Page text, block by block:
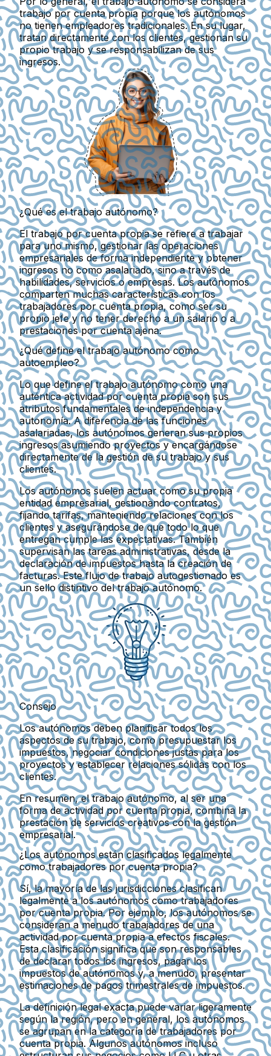
trabajo por cuenta propia porque los autónomos
no tienen empleadores tradicionales. En su lugar,
tratan directamente con los clientes, gestionan su
propio trabajo y se responsabilizan de sus
ingresos.
¿Qué es el trabajo autónomo?
El trabajo por cuenta propia se refiere a trabajar
para uno mismo, gestionar las operaciones
empresariales de forma independiente y obtener
ingresos no como asalariado, sino a través de
habilidades, servicios o empresas. Los autónomos
comparten muchas características con los
trabajadores por cuenta propia, como ser su
propio jefe y no tener derecho a un salario o a
prestaciones por cuenta ajena.
¿Qué define el trabajo autónomo como
autoempleo?
Lo que define el trabajo autónomo como una
auténtica actividad por cuenta propia son sus
atributos fundamentales de independencia y
autonomía. A diferencia de las funciones
asalariadas, los autónomos generan sus propios
ingresos asumiendo proyectos y encargándose
directamente de la gestión de su trabajo y sus
clientes.
Los autónomos suelen actuar como su propia
entidad empresarial, gestionando contratos,
fijando tarifas, manteniendo relaciones con los
clientes y asegurándose de que todo lo que
entregan cumple las expectativas. También
supervisan las tareas administrativas, desde la
declaración de impuestos hasta la creación de
facturas. Este flujo de trabajo autogestionado es
un sello distintivo del trabajo autónomo.
Consejo
Los autónomos deben planificar todos los
aspectos de su trabajo, como presupuestar los
impuestos, negociar condiciones justas para los
proyectos y establecer relaciones sólidas con los
clientes.
En resumen, el trabajo autónomo, al ser una
forma de actividad por cuenta propia, combina la
prestación de servicios creativos con la gestión
empresarial.
¿Los autónomos están clasificados legalmente
como trabajadores por cuenta propia?
Sí, la mayoría de las jurisdicciones clasifican
legalmente a los autónomos como trabajadores
por cuenta propia. Por ejemplo, los autónomos se
consideran a menudo trabajadores de una
actividad por cuenta propia a efectos fiscales.
Esta clasificación significa que son responsables
de declarar todos los ingresos, pagar los
impuestos de autónomos y, a menudo, presentar
estimaciones de pagos trimestrales de impuestos.
La definición legal exacta puede variar ligeramente
según la región, pero en general, los autónomos
se agrupan en la categoría de trabajadores por
cuenta propia. Algunos autónomos incluso